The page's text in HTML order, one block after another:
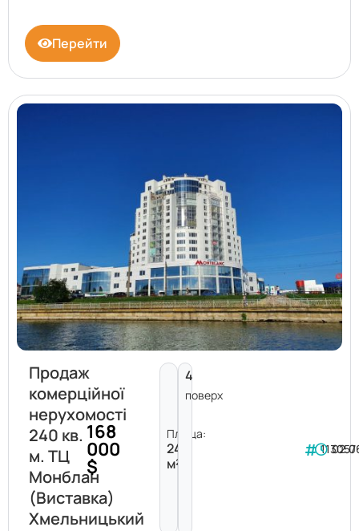
Перейти
Продаж
комерційної
нерухомості
240 кв.
м. ТЦ
Монблан
(Виставка)
Хмельницький
168
000
$
Площа:
240
м²
4
поверх
113057